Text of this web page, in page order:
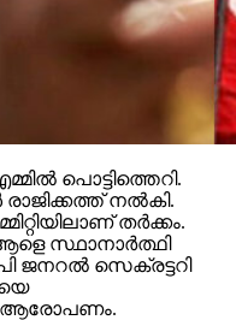
പൊട്ടിത്തെറി.
നല്‍കി.
തര്‍ക്കം.
സ്ഥാനാര്‍ത്ഥി
ജനറല്‍ സെക്രട്ടറി
ആരോപണം.